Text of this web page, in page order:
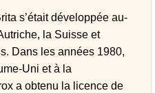
s’était développée au-
la Suisse et
Dans les années 1980,
Uni et à la
a obtenu la licence de